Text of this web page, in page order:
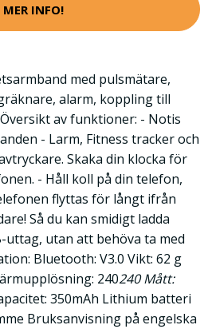
MER INFO!
med pulsmätare,
alarm, koppling till
av funktioner: - Notis
- Larm, Fitness tracker och
Skaka din klocka för
- Håll koll på din telefon,
flyttas för långt ifrån
Så du kan smidigt ladda
uttag, utan att behöva ta med
Bluetooth: V3.0 Vikt: 62 g
240240 Mått:
350mAh Lithium batteri
Bruksanvisning på engelska